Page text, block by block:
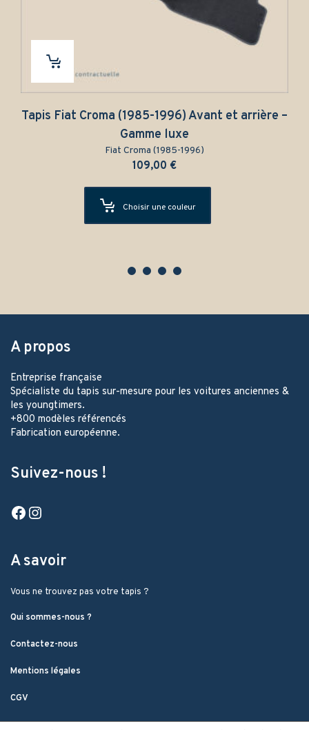
Tapis Fiat Croma (1985-1996) Avant et arrière –
Gamme luxe
Fiat Croma (1985-1996)
109,00 €
Choisir une couleur
A propos
Entreprise française
Spécialiste du tapis sur-mesure pour les voitures anciennes &
les youngtimers.
+800 modèles référencés
Fabrication européenne.
Suivez-nous !
Facebook
A savoir
Vous ne trouvez pas votre tapis ?
Qui sommes-nous ?
Contactez-nous
Mentions légales
CGV